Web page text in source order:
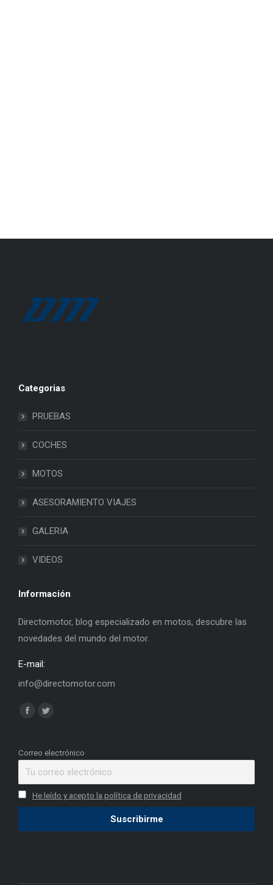
Categorias
PRUEBAS
COCHES
MOTOS
ASESORAMIENTO VIAJES
GALERIA
VIDEOS
Información
Directomotor, blog especializado en motos, descubre las
novedades del mundo del motor.
E-mail:
info@directomotor.com
Find us on:
Facebook
opens
window
Twitter
opens
window
Correo electrónico
He leído y acepto la política de privacidad